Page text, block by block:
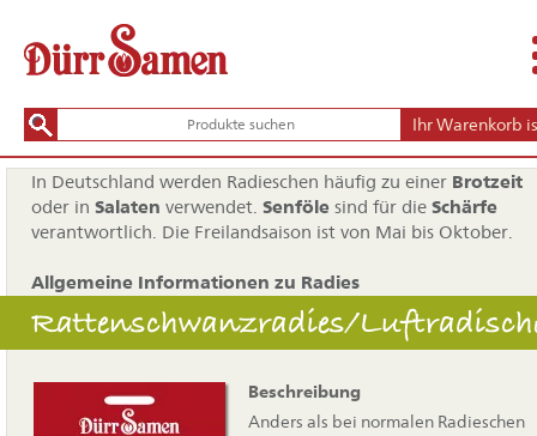
Ihr Warenkorb
In Deutschland werden Radieschen häufig zu einer Brotzeit
oder in Salaten verwendet. Senföle sind für die Schärfe
verantwortlich. Die Freilandsaison ist von Mai bis Oktober.
Allgemeine Informationen zu Radies
Rattenschwanzradies/
Beschreibung
Anders als bei normalen Radieschen